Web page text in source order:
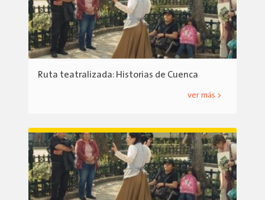
Ruta teatralizada: Historias de Cuenca
ver más >